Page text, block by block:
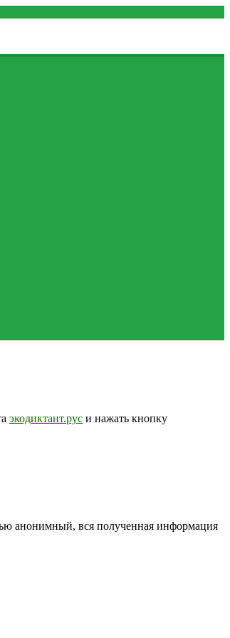
экодиктант.рус и нажать кнопку
анонимный, вся полученная информация